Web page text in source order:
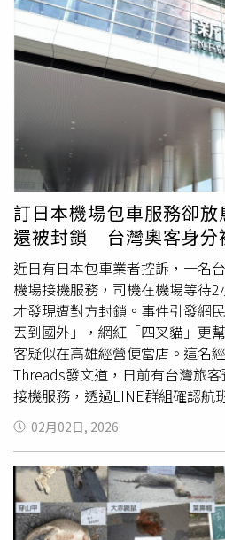
曼谷的喧囂，王哲彥推薦把目光
示，在旅遊產品的定位上，如果
「慢活文青」。清邁是蘭納王朝
古牆，幾百公尺就有一座金碧輝
人的，不是景點，而是氣質！那
與文創設計力，寧曼路簡直是文
的小店，其設計感都強到讓人想
示，在清邁，時間的流速彷彿變
是坐在古城邊看著鴿子 飛過，或
霧繚繞，一個下午就過去了，而
實，好像「浪費時間」不是一種
學。圖為珊瑚島，擁有豐富的海
餐廳、潛水等各式水上活動一應
盛名的旅遊景點之一。（圖／五
島普吉：安達曼海上的璀璨珍珠
吉島就是熱情奔放的派對女王。
島在旅遊操作上有著難以撼動的
王哲彥表示，很多客人嚮往無人
食宿的不便；但普吉島厲害就厲
與水域，同時卻擁有國際一線城
的預算多少，普吉島都能接招。
級懸崖Villa？有。你想找熱鬧喧
讓你嗨到天亮。」王哲彥大推，
企業獎勵旅遊，普吉島總能精準
四、靈魂與軟實力：泰式美食與
痛批「丟臉丟到國外。」事後更
尋，指出該名旅客在高雄經營便
大。直到昨天（2日），業者才再
客已主動聯繫，並承諾支付原先
公開的對話截圖，該名旅客解釋
子與孩子同行，因此在安全考量
LINE系統曾跳出提醒，指業者帳
顯示該帳號並非以台灣手機門號
封鎖聯絡方式，但他也坦言自己
確實有疏失，所以他願意支付預
台幣6,097元），並向司機與業
上述說法不太買單，指出雙方早
細討論接機的相關事宜，確認無
中並未預先要求對方支付任何款
「疑似詐騙」為由封鎖聯絡方式
以解釋為何不先行查證便直接失
網友討論。多數人對旅客的說法
騙，通常會先要求付款，且金額
指出，既然是向日本業者預約接
相當合理，不應期待一定是台灣
替旅客緩頰，認為其年紀可能與
熟，加上近年詐騙猖獗，面對系
只是判斷與應對方式不夠周延，
訂日本機場包車服務卻
還被封鎖 台灣奧客身分
近日有日本包車業者控訴，一名
機場接機服務，司機在機場等待
才發現遭對方封鎖。事件引發網
丟到國外」，網紅「四叉貓」更
客疑似在高雄經營便當店。這名
Threads發文道，日前有台灣旅
接機服務，透過LINE群組確認航
費用，然而當天司機抵達機場，
電旅客卻發現已被加入黑名單。
到，原PO與旅客確認完航班號碼
同一個群組，旅客曾詢問「在哪
旅客回了個「好的」就再也沒傳
中說「到達大廳見吧」，隔天也
02月02日, 2026